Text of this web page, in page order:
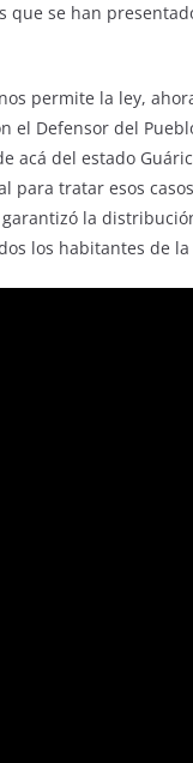
que se han
permite la ley,
el Defensor del
acá del estado
para tratar esos
la
los habitantes de